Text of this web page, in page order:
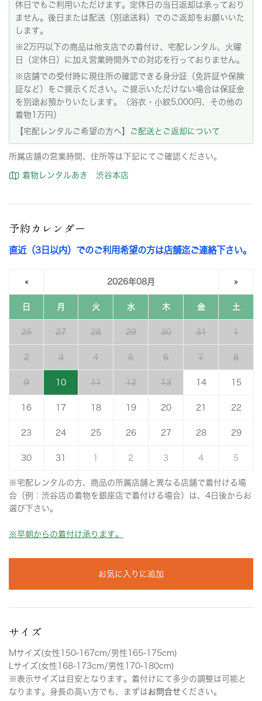
休日でもご利用いただけます。定休日の当日返却は承っており
ません。後日または配送（別途送料）でのご返却をお願いいた
します。
※2万円以下の商品は他支店での着付け、宅配レンタル、火曜
日（定休日）に加え営業時間外での対応を行っておりません。
※店舗での受付時に現住所の確認できる身分証（免許証や保険
証など）をご提示ください。ご提示いただけない場合は保証金
を別途お預かりいたします。（浴衣・小紋5,000円、その他の
着物1万円）
【宅配レンタルご希望の方へ】
ご配送とご返却について
所属店舗の営業時間、住所等は下記にてご確認ください。
着物レンタルあき 渋谷本店
予約カレンダー
直近（3日以内）でのご利用希望の方は店舗迄ご連絡下さい。
« 2026年08月 »
日 月 火 水 木 金 土
26 27 28 29 30 31 1
2 3 4 5 6 7 8
9 10 11 12 13 14 15
16 17 18 19 20 21 22
23 24 25 26 27 28 29
30 31 2 3 4 5
※宅配レンタルの方、商品の所属店舗と異なる店舗で着付ける場
合（例：渋谷店の着物を銀座店で着付ける場合）は、4日後からお
選び下さい。
※早朝からの着付け承ります。
お気に入りに追加
サイズ
Mサイズ(女性150-167cm/男性165-175cm)
Lサイズ(女性168-173cm/男性170-180cm)
※表示サイズは目安となります。着付けにて多少の調整は可能と
なります。身長の高い方でも、まずはお問合せ ください。